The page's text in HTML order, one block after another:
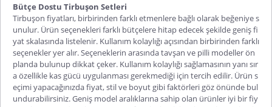
Bütçe Dostu Tirbuşon Setleri
Tirbuşon fiyatları, birbirinden farklı etmenlere bağlı olarak beğeniye s
unulur. Ürün seçenekleri farklı bütçelere hitap edecek şekilde geniş fi
yat skalasında listelenir. Kullanım kolaylığı açısından birbirinden farklı
seçenekler yer alır. Seçeneklerin arasında tavşan ve pilli modeller ön
planda bulunup dikkat çeker. Kullanım kolaylığı sağlamasının yanı sır
a özellikle kas gücü uygulanması gerekmediği için tercih edilir. Ürün s
eçimi yapacağınızda fiyat, stil ve boyut gibi faktörleri göz önünde bul
undurabilirsiniz. Geniş modelaralıklarına sahip olan ürünler iyi bir fiy